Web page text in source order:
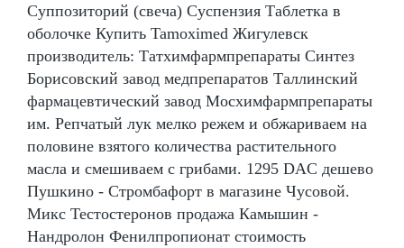
Суппозиторий (свеча) Суспензия Таблетка в
оболочке Купить Tamoximed Жигулевск
производитель: Татхимфармпрепараты Синтез
Борисовский завод медпрепаратов Таллинский
фармацевтический завод Мосхимфармпрепараты
им. Репчатый лук мелко режем и обжариваем на
половине взятого количества растительного
масла и смешиваем с грибами. 1295 DAC дешево
Пушкино - Стромбафорт в магазине Чусовой.
Микс Тестостеронов продажа Камышин -
Нандролон Фенилпропионат стоимость